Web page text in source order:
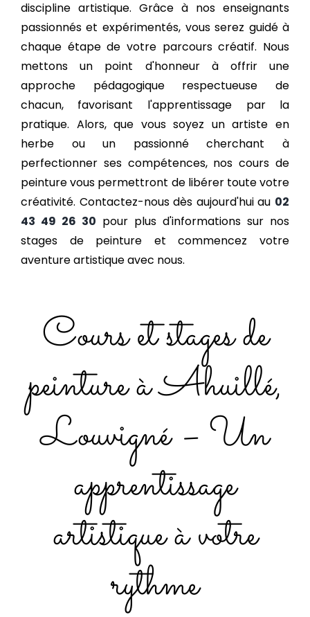
discipline artistique. Grâce à nos enseignants
passionnés et expérimentés, vous serez guidé à
chaque étape de votre parcours créatif. Nous
mettons un point d'honneur à offrir une
approche pédagogique respectueuse de
chacun, favorisant l'apprentissage par la
pratique. Alors, que vous soyez un artiste en
herbe ou un passionné cherchant à
perfectionner ses compétences, nos cours de
peinture vous permettront de libérer toute votre
créativité. Contactez-nous dès aujourd'hui au 02
43 49 26 30 pour plus d'informations sur nos
stages de peinture et commencez votre
aventure artistique avec nous.
Cours et stages de
peinture à Ahuillé,
Louvigné – Un
apprentissage
artistique à votre
rythme